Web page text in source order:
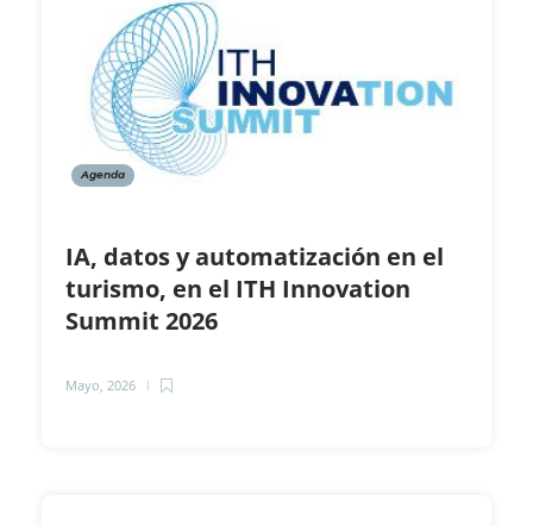
Agenda
IA, datos y automatización en el
turismo, en el ITH Innovation
Summit 2026
Mayo, 2026